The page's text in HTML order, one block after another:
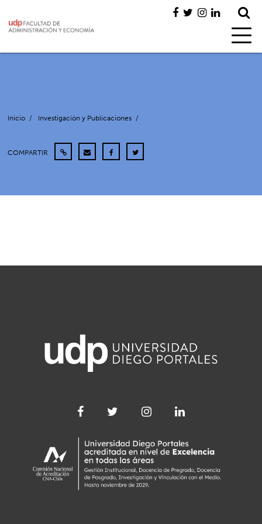
Inicio / Investigación y Publicaciones /
COMPARTIR